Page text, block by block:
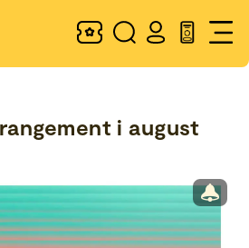
i august